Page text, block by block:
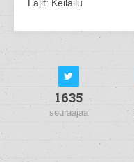
Lajit: Keilailu
1635
seuraajaa